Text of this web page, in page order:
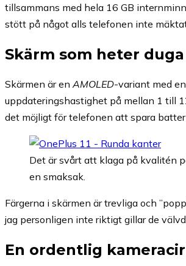
tillsammans med hela 16 GB
stött på något alls telefonen inte
Skärm som heter duga
Skärmen är en AMOLED-variant med
uppdateringshastighet på mellan 1 till
det möjligt för telefonen att spara
Det är svårt att klaga på kvalitén
en smaksak.
Färgerna i skärmen är trevliga och
jag personligen inte riktigt gillar de
En ordentlig